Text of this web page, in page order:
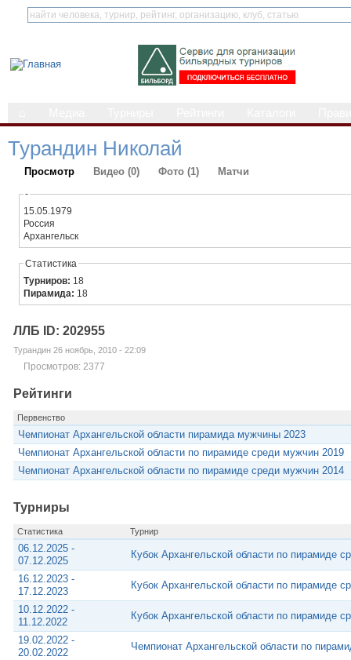
Турандин Николай
Просмотр Видео (0) Фото (1) Матчи
-
15.05.1979
Россия
Архангельск
Статистика
Турниров: 18
Пирамида: 18
ЛЛБ ID: 202955
Турандин 26 ноябрь, 2010 - 22:09
Просмотров: 2377
Рейтинги
Первенство
Чемпионат Архангельской области пирамида мужчины 2023
Чемпионат Архангельской области по пирамиде среди мужчин 2019
Чемпионат Архангельской области по пирамиде среди мужчин 2014
Турниры
Статистика Турнир
06.12.2025 -
07.12.2025
Кубок Архангельской области по пирамиде
16.12.2023 -
17.12.2023
Кубок Архангельской области по пирамиде
10.12.2022 -
11.12.2022
Кубок Архангельской области по пирамиде
19.02.2022 -
20.02.2022
Чемпионат Архангельской области по